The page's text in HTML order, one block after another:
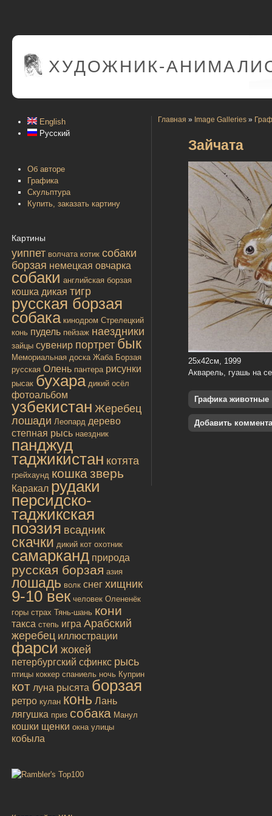
ХУДОЖНИК-
English
Русский
Об авторе
Графика
Скульптура
Купить, заказать картину
Картины
уиппет волчата котик собаки
борзая немецкая овчарка
собаки английская борзая
кошка дикая тигр
русская борзая
собака кинодром Стрелецкий
конь пудель пейзаж наездники
зайцы сувенир портрет бык
Мемориальная доска Жаба Борзая
русская Олень пантера рисунки
рысак бухара дикий осёл
фотоальбом
узбекистан Жеребец
лошади Леопард дерево
степная рысь наездник
панджуд
таджикистан котята
грейхаунд кошказверь
Каракал рудаки
персидско-
таджикская
поэзия всадник
скачки дикий кот охотник
самарканд природа
русская борзая азия
лошадь волк снег хищник
9-10 век человек Олененёк
горы страх Тянь-шань кони
такса степь игра Арабский
жеребец иллюстрации
фарси жокей
петербургский сфинкс рысь
птицы коккер спаниель ночь Куприн
кот луна рысята борзая
ретро кулан конь Лань
лягушка приз собака Манул
кошки щенки окна улицы
кобыла
Главная » Image Galleries »
Зайчата
25х42см, 1999
Акварель, гуашь на
Графика животные
Добавить